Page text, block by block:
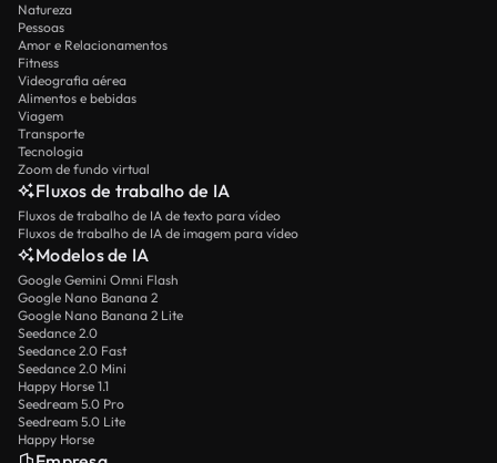
Natureza
Pessoas
Amor e Relacionamentos
Fitness
Videografia aérea
Alimentos e bebidas
Viagem
Transporte
Tecnologia
Zoom de fundo virtual
Fluxos de trabalho de IA
Fluxos de trabalho de IA de texto para vídeo
Fluxos de trabalho de IA de imagem para vídeo
Modelos de IA
Google Gemini Omni Flash
Google Nano Banana 2
Google Nano Banana 2 Lite
Seedance 2.0
Seedance 2.0 Fast
Seedance 2.0 Mini
Happy Horse 1.1
Seedream 5.0 Pro
Seedream 5.0 Lite
Happy Horse